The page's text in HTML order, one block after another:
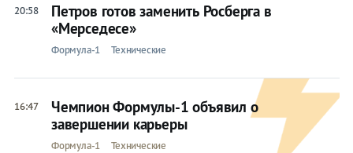
20:58
Петров готов заменить Росберга в
«Мерседесе»
Формула-1 Технические
16:47
Чемпион Формулы-1 объявил о
завершении карьеры
Формула-1 Технические